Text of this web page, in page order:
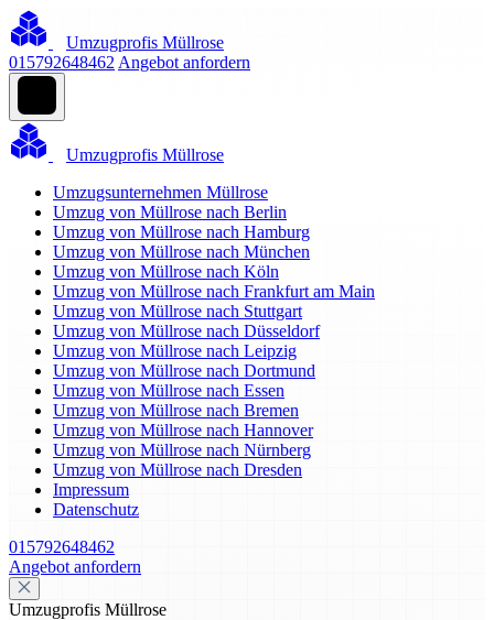
Umzugprofis Müllrose
015792648462 Angebot anfordern
Umzugprofis Müllrose
Umzugsunternehmen Müllrose
Umzug von Müllrose nach Berlin
Umzug von Müllrose nach Hamburg
Umzug von Müllrose nach München
Umzug von Müllrose nach Köln
Umzug von Müllrose nach Frankfurt am Main
Umzug von Müllrose nach Stuttgart
Umzug von Müllrose nach Düsseldorf
Umzug von Müllrose nach Leipzig
Umzug von Müllrose nach Dortmund
Umzug von Müllrose nach Essen
Umzug von Müllrose nach Bremen
Umzug von Müllrose nach Hannover
Umzug von Müllrose nach Nürnberg
Umzug von Müllrose nach Dresden
Impressum
Datenschutz
015792648462
Angebot anfordern
Umzugprofis Müllrose